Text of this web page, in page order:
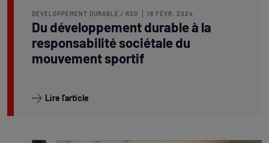
Du développement durable à la
responsabilité sociétale du
mouvement sportif
DÉVELOPPEMENT DURABLE / RSO 18 FÉVR. 2024
Lire l'article